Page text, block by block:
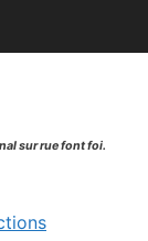
sur rue font foi.